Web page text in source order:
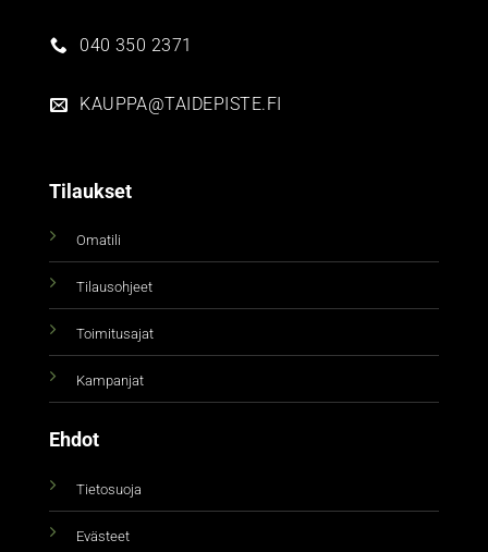
040 350 2371
KAUPPA@TAIDEPISTE.FI
Tilaukset
Omatili
Tilausohjeet
Toimitusajat
Kampanjat
Ehdot
Tietosuoja
Evästeet